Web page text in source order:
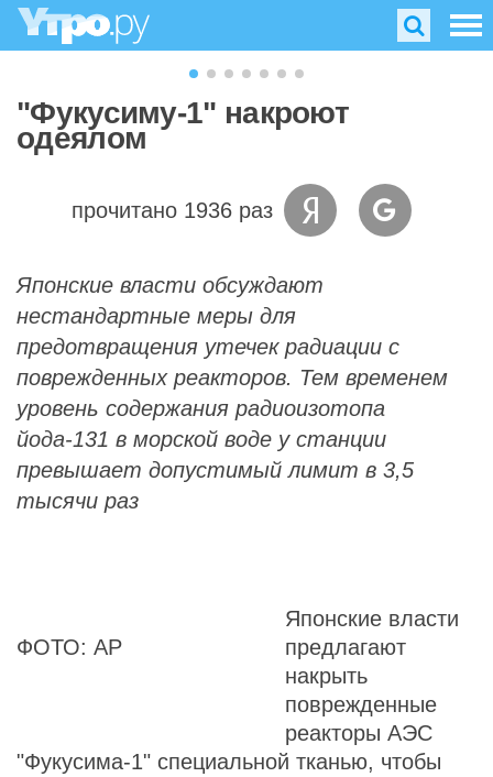
"Фукусиму-1" накроют
одеялом
прочитано 1936 раз
Японские власти обсуждают
нестандартные меры для
предотвращения утечек радиации с
поврежденных реакторов. Тем временем
уровень содержания радиоизотопа
йода-131 в морской воде у станции
превышает допустимый лимит в 3,5
тысячи раз
ФОТО: AP
Японские власти
предлагают
накрыть
поврежденные
реакторы АЭС
"Фукусима-1" специальной тканью, чтобы